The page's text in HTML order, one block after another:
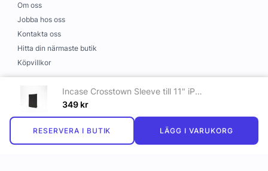
Incase Crosstown Sleeve till 11" iPad - Svart
349 kr
RESERVERA I BUTIK LÄGG I VARUKORG
Om oss
Jobba hos oss
Kontakta oss
Hitta din närmaste butik
Köpvillkor
Information
Leverans och betalning
Cookies
Personuppgiftspolicy